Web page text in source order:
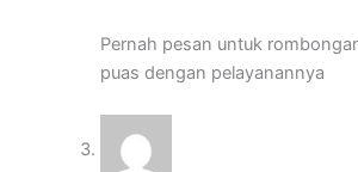
Pernah pesan untuk
puas dengan pelayanannya